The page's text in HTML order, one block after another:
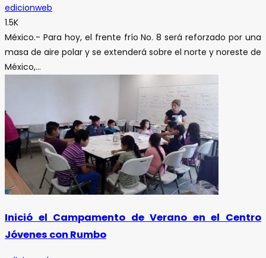
edicionweb
1.5K
México.- Para hoy, el frente frío No. 8 será reforzado por una
masa de aire polar y se extenderá sobre el norte y noreste de
México,...
Inició el Campamento de Verano en el Centro
Jóvenes con Rumbo